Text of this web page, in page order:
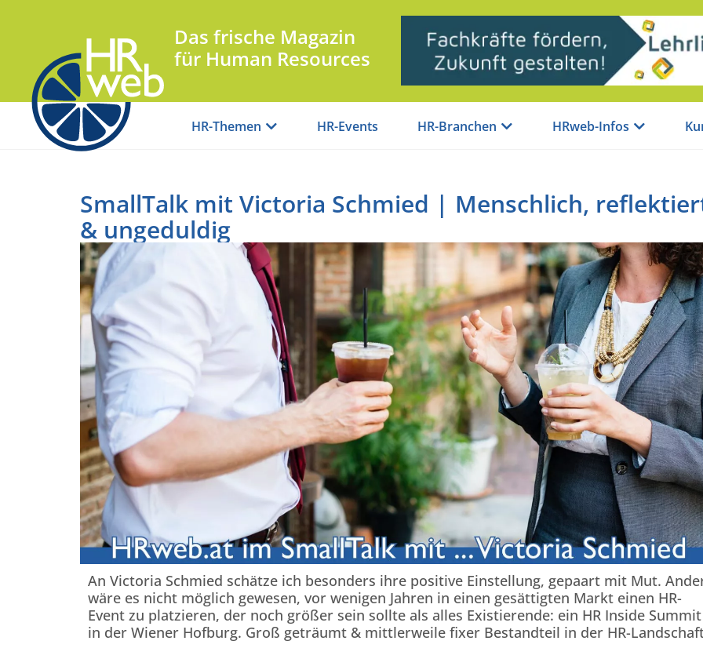
Das frische Magazin
für Human Resources
HR-Themen HR-Events HR-Branchen HRweb-Infos
SmallTalk mit Victoria Schmied | Menschlich,
& ungeduldig
An Victoria Schmied schätze ich besonders ihre positive Einstellung, gepaart mit Mut.
wäre es nicht möglich gewesen, vor wenigen Jahren in einen gesättigten Markt einen HR-
Event zu platzieren, der noch größer sein sollte als alles Existierende: ein HR Inside Summit
in der Wiener Hofburg. Groß geträumt & mittlerweile fixer Bestandteil in der HR-